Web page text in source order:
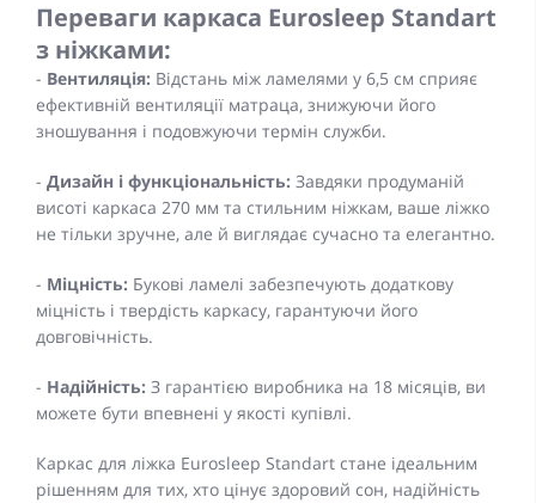
Переваги каркаса Eurosleep Standart
з ніжками:
- Вентиляція: Відстань між ламелями у 6,5 см сприяє
ефективній вентиляції матраца, знижуючи його
зношування і подовжуючи термін служби.
- Дизайн і функціональність: Завдяки продуманій
висоті каркаса 270 мм та стильним ніжкам, ваше ліжко
не тільки зручне, але й виглядає сучасно та елегантно.
- Міцність: Букові ламелі забезпечують додаткову
міцність і твердість каркасу, гарантуючи його
довговічність.
- Надійність: З гарантією виробника на 18 місяців, ви
можете бути впевнені у якості купівлі.
Каркас для ліжка Eurosleep Standart стане ідеальним
рішенням для тих, хто цінує здоровий сон, надійність